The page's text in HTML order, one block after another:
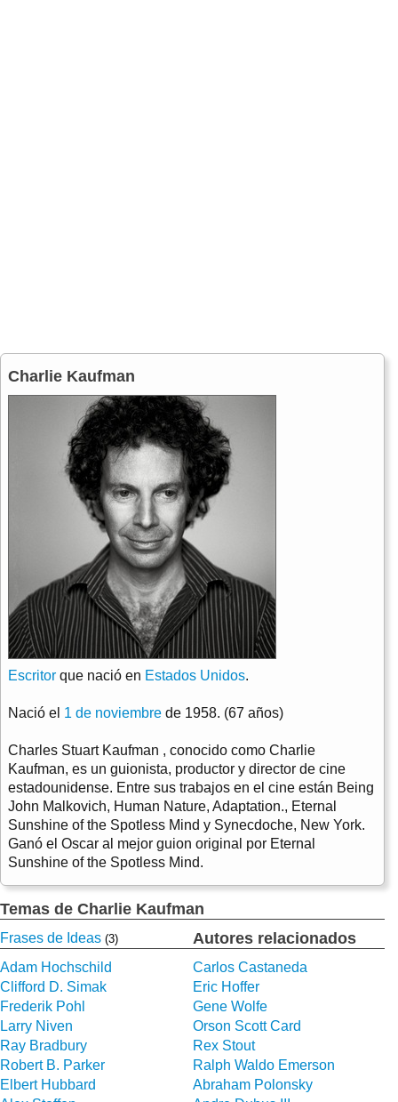
Charlie Kaufman
Escritor que nació en Estados Unidos.
Nació el 1 de noviembre de 1958. (67 años)
Charles Stuart Kaufman , conocido como Charlie
Kaufman, es un guionista, productor y director de cine
estadounidense. Entre sus trabajos en el cine están Being
John Malkovich, Human Nature, Adaptation., Eternal
Sunshine of the Spotless Mind y Synecdoche, New York.
Ganó el Oscar al mejor guion original por Eternal
Sunshine of the Spotless Mind.
Temas de Charlie Kaufman
Frases de Ideas (3) Autores relacionados
Adam Hochschild
Carlos Castaneda
Clifford D. Simak
Eric Hoffer
Frederik Pohl
Gene Wolfe
Larry Niven
Orson Scott Card
Ray Bradbury
Rex Stout
Robert B. Parker
Ralph Waldo Emerson
Elbert Hubbard
Abraham Polonsky